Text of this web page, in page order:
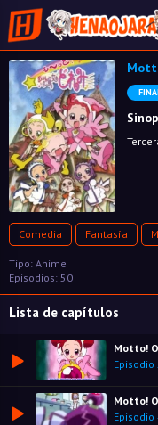
Comedia Fantasía
Tipo: Anime
Episodios: 50
Lista de capítulos
Motto!
Episodio
Motto!
Episodio